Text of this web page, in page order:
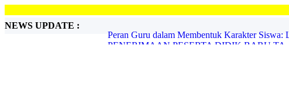
NEWS UPDATE :
PENERIMAAN PESERTA DIDIK BARU TA.
Pasus SMA Handayani Peduli ...